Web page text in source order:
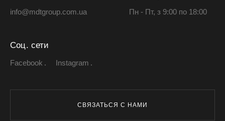
info@mdtgroup.com.ua Пн - Пт, з 9:00 по 18:00
Соц. сети
Facebook Instagram
СВЯЗАТЬСЯ С НАМИ